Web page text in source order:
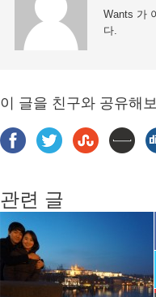
Wants 가
다.
이 글을 친구와 공유해
관련 글